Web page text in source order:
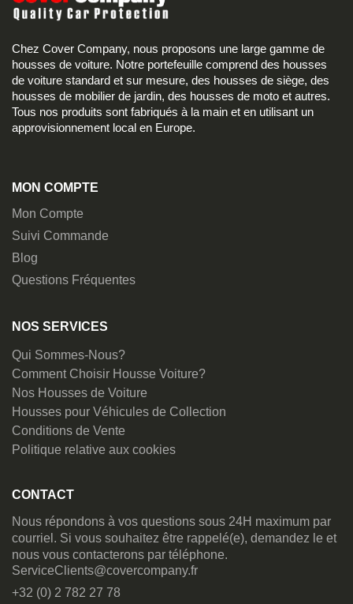
Chez Cover Company, nous proposons une large gamme de
housses de voiture. Notre portefeuille comprend des housses
de voiture standard et sur mesure, des housses de siège, des
housses de mobilier de jardin, des housses de moto et autres.
Tous nos produits sont fabriqués à la main et en utilisant un
approvisionnement local en Europe.
MON COMPTE
Mon Compte
Suivi Commande
Blog
Questions Fréquentes
NOS SERVICES
Qui Sommes-Nous?
Comment Choisir Housse Voiture?
Nos Housses de Voiture
Housses pour Véhicules de Collection
Conditions de Vente
Politique relative aux cookies
CONTACT
Nous répondons à vos questions sous 24H maximum par
courriel. Si vous souhaitez être rappelé(e), demandez le et
nous vous contacterons par téléphone.
ServiceClients@covercompany.fr
+32 (0) 2 782 27 78